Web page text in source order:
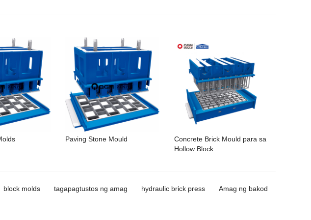
Paving Stone Mould
Concrete Brick Mould para sa
Hollow Block
block molds tagapagtustos ng amag hydraulic brick press Amag ng bakod